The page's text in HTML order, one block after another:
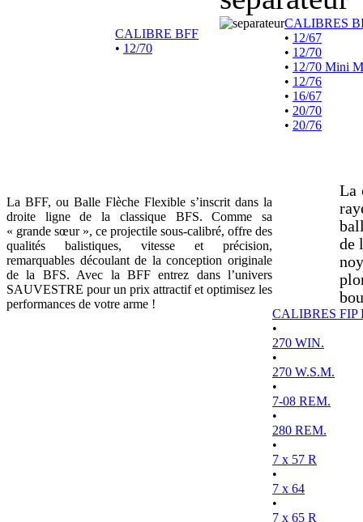
CALIBRE BFF
• 12/70
CALIBRES
• 12/67
• 12/70
• 12/70 Mini
• 12/76
• 16/67
• 20/70
• 20/76
La BFF, ou Balle Flèche Flexible s’inscrit dans la
droite ligne de la classique BFS. Comme sa
« grande sœur », ce projectile sous-calibré, offre des
qualités balistiques, vitesse et précision,
remarquables découlant de la conception originale
de la BFS. Avec la BFF entrez dans l’univers
SAUVESTRE pour un prix attractif et optimisez les
performances de votre arme !
La
de
CALIBRES FIP
•
270 WIN.
•
270 W.S.M.
•
7-08 REM.
•
280 REM.
•
7 x 57 R
•
7 x 64
•
7 x 65 R